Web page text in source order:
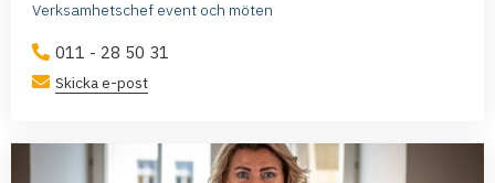
Verksamhetschef event och möten
011 - 28 50 31
Skicka e-post